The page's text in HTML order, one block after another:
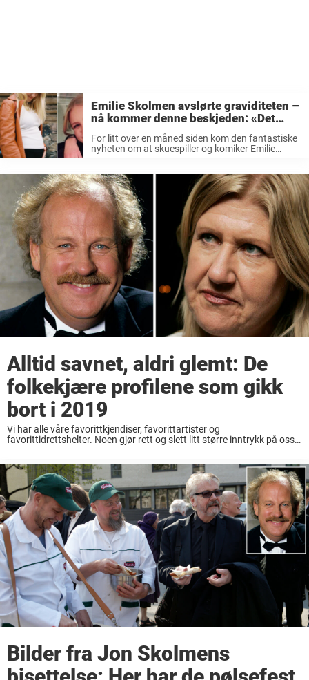
Emilie Skolmen avslørte graviditeten –
nå kommer denne beskjeden: «Det
er…»
For litt over en måned siden kom den fantastiske
nyheten om at skuespiller og komiker Emilie
barnebarn av den ekstremt ...
Alltid savnet, aldri glemt: De
folkekjære profilene som gikk
bort i 2019
Vi har alle våre favorittkjendiser, favorittartister og
favorittidrettshelter. Noen gjør rett og slett litt større inntrykk på oss,
Bilder fra Jon Skolmens